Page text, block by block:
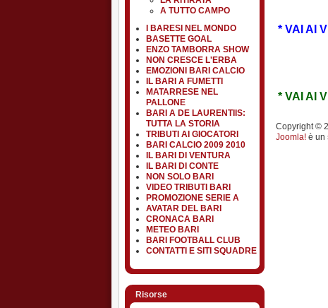
A TUTTO CAMPO
I BARESI NEL MONDO
BASETTE GOAL
ENZO TAMBORRA SHOW
NON CRESCE L'ERBA
EMOZIONI BARI CALCIO
IL BARI A FUMETTI
MATARRESE NEL
PALLONE
BARI A DE LAURENTIIS:
TUTTA LA STORIA
TRIBUTI AI GIOCATORI
BARI CALCIO 2009 2010
IL BARI DI VENTURA
IL BARI DI CONTE
NON SOLO BARI
VIDEO TRIBUTI BARI
PROMOZIONE SERIE A
AVATAR DEL BARI
CRONACA BARI
METEO BARI
BARI FOOTBALL CLUB
CONTATTI E SITI SQUADRE
Risorse
* VAI AI
* VAI AI
Copyright ©
Joomla! è un